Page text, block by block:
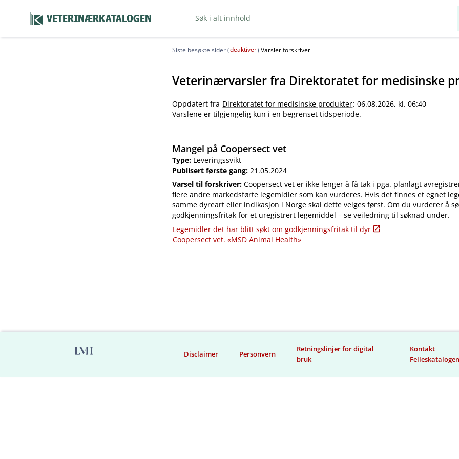
VETERINÆRKATALOGEN
Siste besøkte sider (deaktiver) Varsler forskriver
Veterinærvarsler fra Direktoratet for medisinske
Oppdatert fra Direktoratet for medisinske produkter: 06.08.2026, kl. 06:40
Varslene er tilgjengelig kun i en begrenset tidsperiode.
Mangel på Coopersect vet
Type: Leveringssvikt
Publisert første gang:21.05.2024
Varsel til forskriver:Coopersect vet er ikke lenger å få tak i pga. planlagt
flere andre markedsførte legemidler som kan vurderes. Hvis det finnes et egnet
samme dyreart eller indikasjon i Norge skal dette velges først. Om du vurderer å
godkjenningsfritak for et uregistrert legemiddel – se veiledning til søknad under.
Legemidler det har blitt søkt om godkjenningsfritak til dyr
Coopersect vet. «MSD Animal Health»
Disclaimer Personvern
Retningslinjer for digital
bruk
Kontakt
Felleskatalogen